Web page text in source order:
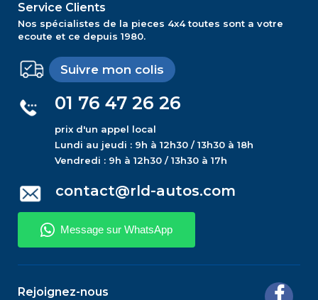
Service Clients
Nos spécialistes de la pieces 4x4 toutes sont a votre
ecoute et ce depuis 1980.
Suivre mon colis
01 76 47 26 26
prix d'un appel local
Lundi au jeudi : 9h à 12h30 / 13h30 à 18h
Vendredi : 9h à 12h30 / 13h30 à 17h
contact@rld-autos.com
Rejoignez-nous